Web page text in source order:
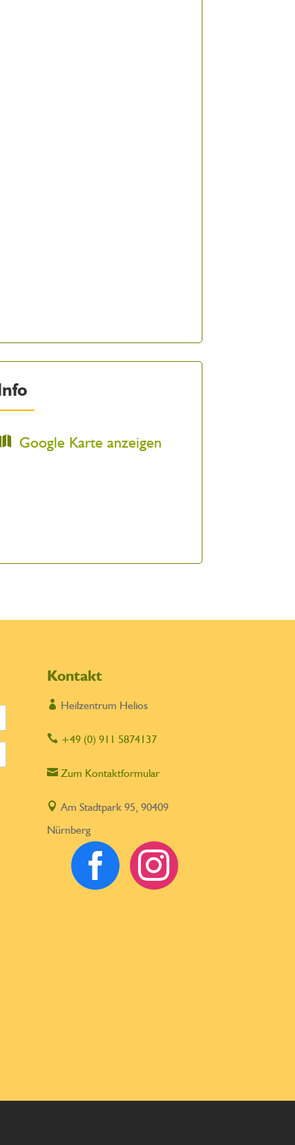
Google Karte anzeigen
Kontakt
 Heilzentrum Helios
 +49 (0) 911 5874137
 Zum Kontaktformular
 Am Stadtpark 95, 90409
Nürnberg
 